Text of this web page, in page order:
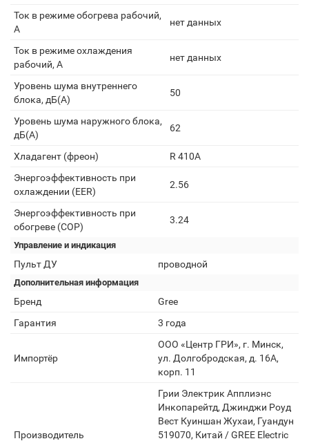
Ток в режиме обогрева рабочий,
А
нет данных
Ток в режиме охлаждения
рабочий, А
нет данных
Уровень шума внутреннего
блока, дБ(А)
50
Уровень шума наружного блока,
дБ(А)
62
Хладагент (фреон)
R 410A
Энергоэффективность при
охлаждении (EER)
2.56
Энергоэффективность при
обогреве (COP)
3.24
Управление и индикация
Пульт ДУ проводной
Дополнительная информация
Бренд
Gree
Гарантия
3 года
Импортёр
ООО «Центр ГРИ», г. Минск,
ул. Долгобродская, д. 16А,
корп. 11
Производитель
Грии Электрик Апплиэнс
Инкопарейтд, Джинджи Роуд
Вест Куиншан Жухаи, Гуандун
519070, Китай / GREE Electric